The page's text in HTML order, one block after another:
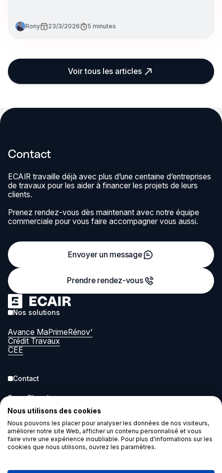
Rony 23/3/2026 5 minutes
Voir tous les articles
Contact
ECAIR travaille déjà avec plus d’une centaine d’entreprises
de travaux pour les aider à financer les projets de leurs
clients.
Prenez rendez-vous dès maintenant avec notre équipe
commerciale pour vous faire accompagner vous aussi.
Envoyer un message
Prendre rendez-vous
Nos solutions
Avance MaPrimeRénov'
Crédit Travaux
CEE
Contact
5 rue Pleyel
93200 Saint-Denis
contact@ecair.eco
Légal
Nous utilisons des cookies
Nous pouvons les placer pour analyser les données de nos visiteurs,
améliorer notre site Web, afficher un contenu personnalisé et vous
faire vivre une expérience inoubliable. Pour plus d'informations sur les
cookies que nous utilisons, ouvrez les paramètres.